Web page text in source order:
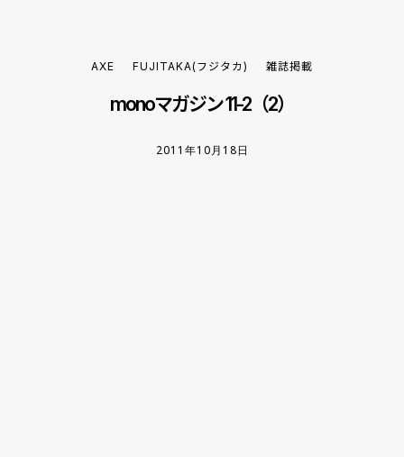
AXE FUJITAKA(フジタカ) 雑誌掲載
monoマガジン 11-2（2）
2011年10月18日